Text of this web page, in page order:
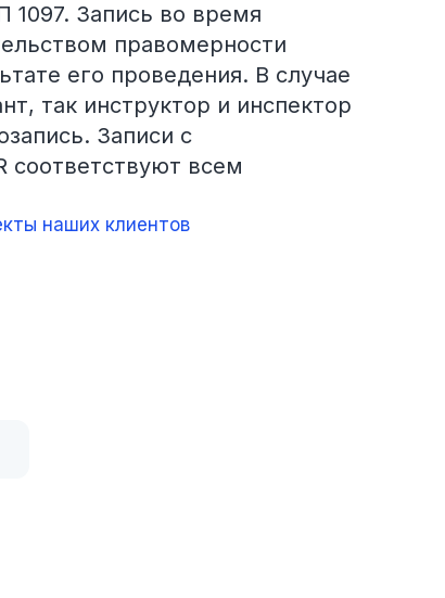
1097. Запись во время
правомерности
его проведения. В случае
так инструктор и инспектор
Записи с
соответствуют всем
наших клиентов